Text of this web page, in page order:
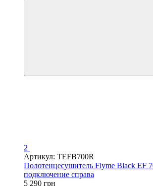
2
Артикул: TEFB700R
Полотенцесушитель Flyme Black EF
подключение справа
5 290 грн